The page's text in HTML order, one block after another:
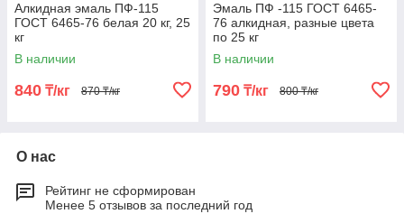
Алкидная эмаль ПФ-115
ГОСТ 6465-76 белая 20 кг, 25
кг
В наличии
840 ₸/кг 870 ₸/кг
Эмаль ПФ -115 ГОСТ 6465-
76 алкидная, разные цвета
по 25 кг
В наличии
790 ₸/кг 800 ₸/кг
О нас
Рейтинг не сформирован
Менее 5 отзывов за последний год